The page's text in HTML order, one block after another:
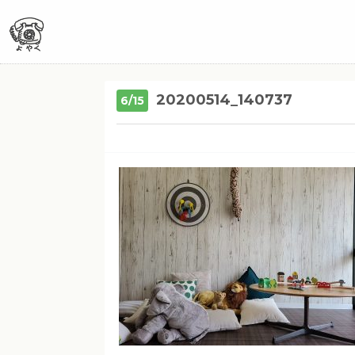
6/15 20200514_140737